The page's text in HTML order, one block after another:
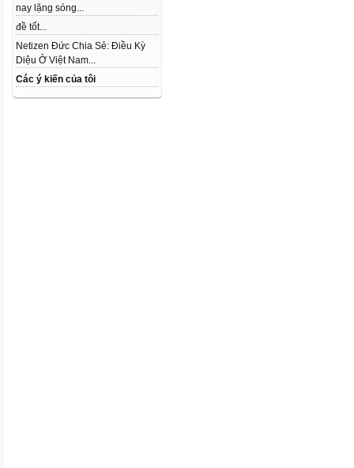
nay lặng sóng...
đề tốt...
Netizen Đức Chia Sẻ: Điều Kỳ
Diệu Ở Việt Nam...
Các ý kiến của tôi